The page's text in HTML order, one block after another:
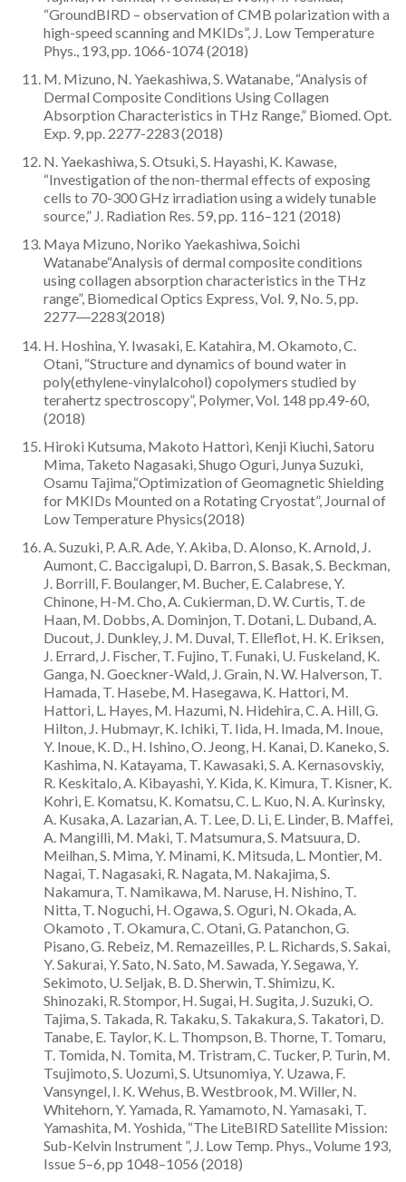
“GroundBIRD – observation of CMB polarization with a
high-speed scanning and MKIDs”, J. Low Temperature
Phys., 193, pp. 1066-1074 (2018)
M. Mizuno, N. Yaekashiwa, S. Watanabe, “Analysis of
Dermal Composite Conditions Using Collagen
Absorption Characteristics in THz Range,” Biomed. Opt.
Exp. 9, pp. 2277-2283 (2018)
N. Yaekashiwa, S. Otsuki, S. Hayashi, K. Kawase,
“Investigation of the non-thermal effects of exposing
cells to 70-300 GHz irradiation using a widely tunable
source,” J. Radiation Res. 59, pp. 116–121 (2018)
Maya Mizuno, Noriko Yaekashiwa, Soichi
Watanabe“Analysis of dermal composite conditions
using collagen absorption characteristics in the THz
range”, Biomedical Optics Express, Vol. 9, No. 5, pp.
2277―2283(2018)
H. Hoshina, Y. Iwasaki, E. Katahira, M. Okamoto, C.
Otani, “Structure and dynamics of bound water in
poly(ethylene-vinylalcohol) copolymers studied by
terahertz spectroscopy”, Polymer, Vol. 148 pp.49-60,
(2018)
Hiroki Kutsuma, Makoto Hattori, Kenji Kiuchi, Satoru
Mima, Taketo Nagasaki, Shugo Oguri, Junya Suzuki,
Osamu Tajima,“Optimization of Geomagnetic Shielding
for MKIDs Mounted on a Rotating Cryostat”, Journal of
Low Temperature Physics(2018)
A. Suzuki, P. A.R. Ade, Y. Akiba, D. Alonso, K. Arnold, J.
Aumont, C. Baccigalupi, D. Barron, S. Basak, S. Beckman,
J. Borrill, F. Boulanger, M. Bucher, E. Calabrese, Y.
Chinone, H-M. Cho, A. Cukierman, D. W. Curtis, T. de
Haan, M. Dobbs, A. Dominjon, T. Dotani, L. Duband, A.
Ducout, J. Dunkley, J. M. Duval, T. Elleflot, H. K. Eriksen,
J. Errard, J. Fischer, T. Fujino, T. Funaki, U. Fuskeland, K.
Ganga, N. Goeckner-Wald, J. Grain, N. W. Halverson, T.
Hamada, T. Hasebe, M. Hasegawa, K. Hattori, M.
Hattori, L. Hayes, M. Hazumi, N. Hidehira, C. A. Hill, G.
Hilton, J. Hubmayr, K. Ichiki, T. Iida, H. Imada, M. Inoue,
Y. Inoue, K. D., H. Ishino, O. Jeong, H. Kanai, D. Kaneko, S.
Kashima, N. Katayama, T. Kawasaki, S. A. Kernasovskiy,
R. Keskitalo, A. Kibayashi, Y. Kida, K. Kimura, T. Kisner, K.
Kohri, E. Komatsu, K. Komatsu, C. L. Kuo, N. A. Kurinsky,
A. Kusaka, A. Lazarian, A. T. Lee, D. Li, E. Linder, B. Maffei,
A. Mangilli, M. Maki, T. Matsumura, S. Matsuura, D.
Meilhan, S. Mima, Y. Minami, K. Mitsuda, L. Montier, M.
Nagai, T. Nagasaki, R. Nagata, M. Nakajima, S.
Nakamura, T. Namikawa, M. Naruse, H. Nishino, T.
Nitta, T. Noguchi, H. Ogawa, S. Oguri, N. Okada, A.
Okamoto , T. Okamura, C. Otani, G. Patanchon, G.
Pisano, G. Rebeiz, M. Remazeilles, P. L. Richards, S. Sakai,
Y. Sakurai, Y. Sato, N. Sato, M. Sawada, Y. Segawa, Y.
Sekimoto, U. Seljak, B. D. Sherwin, T. Shimizu, K.
Shinozaki, R. Stompor, H. Sugai, H. Sugita, J. Suzuki, O.
Tajima, S. Takada, R. Takaku, S. Takakura, S. Takatori, D.
Tanabe, E. Taylor, K. L. Thompson, B. Thorne, T. Tomaru,
T. Tomida, N. Tomita, M. Tristram, C. Tucker, P. Turin, M.
Tsujimoto, S. Uozumi, S. Utsunomiya, Y. Uzawa, F.
Vansyngel, I. K. Wehus, B. Westbrook, M. Willer, N.
Whitehorn, Y. Yamada, R. Yamamoto, N. Yamasaki, T.
Yamashita, M. Yoshida, “The LiteBIRD Satellite Mission:
Sub-Kelvin Instrument ”, J. Low Temp. Phys., Volume 193,
Issue 5–6, pp 1048–1056 (2018)